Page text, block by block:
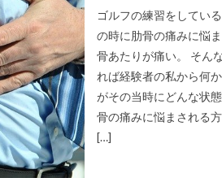
ゴルフの練習をしてい
の時に肋骨の痛みに悩
骨あたりが痛い。 そん
れば経験者の私から何
がその当時にどんな状
骨の痛みに悩まされる
[…]